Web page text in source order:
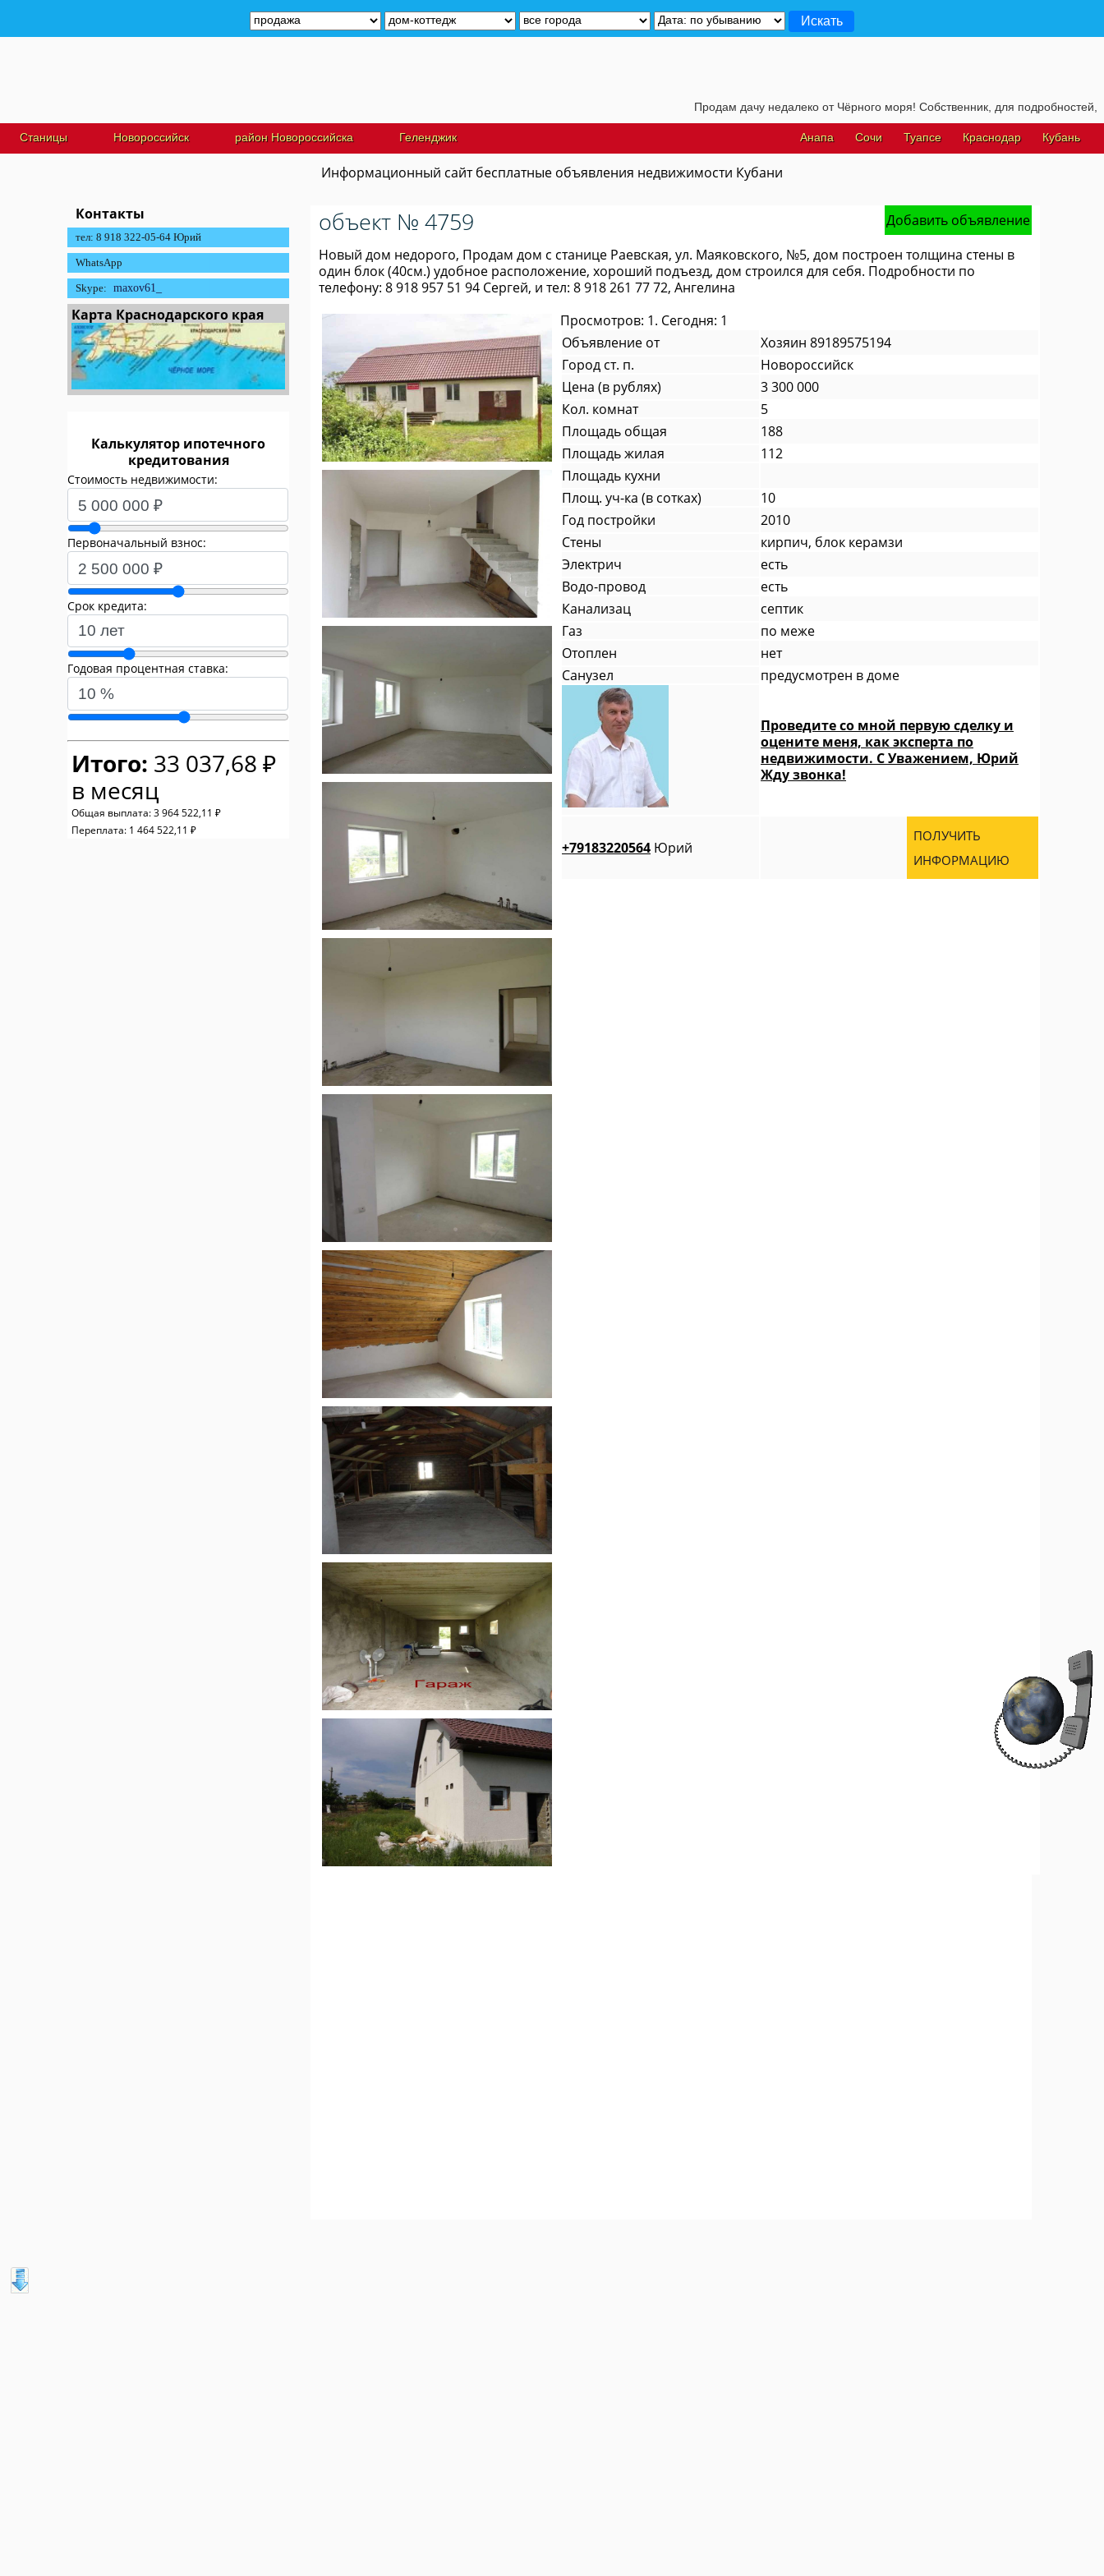
Информационный сайт бесплатные объявления недвижимости Кубани
Добавить объявление
объект № 4759
Новый дом недорого, Продам дом с станице Раевская, ул. Маяковского, №5, дом построен толщина стены в
один блок (40см.) удобное расположение, хороший подъезд, дом строился для себя. Подробности по
телефону: 8 918 957 51 94 Сергей, и тел: 8 918 261 77 72, Ангелина
Просмотров: 1. Сегодня: 1
Объявление от
Хозяин 89189575194
Город ст. п.
Новороссийск
Цена (в рублях)
3 300 000
Кол. комнат
5
Площадь общая
188
Площадь жилая
112
Площадь кухни
Площ. уч-ка (в сотках)
10
Год постройки
2010
Стены
кирпич, блок керамзи
Электрич
есть
Водо-провод
есть
Канализац
септик
Газ
по меже
Отоплен
нет
Санузел
предусмотрен в доме
Проведите со мной первую сделку и
оцените меня, как эксперта по
недвижимости. С Уважением, Юрий
Жду звонка!
+79183220564 Юрий
ПОЛУЧИТЬ
ИНФОРМАЦИЮ
Контакты
тел: 8 918 322-05-64 Юрий
WhatsApp
Skype: maxov61_
Карта Краснодарского края
Калькулятор ипотечного
кредитования
Стоимость недвижимости:
Первоначальный взнос:
Срок кредита:
Годовая процентная ставка:
Итого: 33 037,68 ₽
в месяц
Общая выплата: 3 964 522,11 ₽
Переплата: 1 464 522,11 ₽
Станицы Новороссийск район Новороссийска Геленджик Кубань
Краснодар
Туапсе
Сочи
Анапа
Продам дачу недалеко от Чёрного моря! Собственник, для подробностей, жмите на